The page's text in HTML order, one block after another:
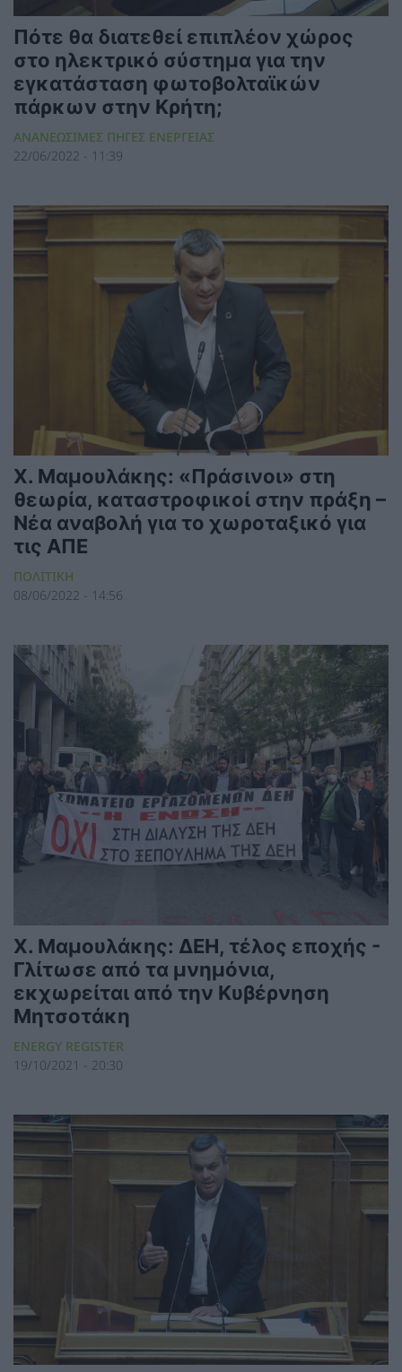
Πότε θα διατεθεί επιπλέον χώρος
στο ηλεκτρικό σύστημα για την
εγκατάσταση φωτοβολταϊκών
πάρκων στην Κρήτη;
ΑΝΑΝΕΩΣΙΜΕΣ ΠΗΓΕΣ ΕΝΕΡΓΕΙΑΣ
22/06/2022 - 11:39
Χ. Μαμουλάκης: «Πράσινοι» στη
θεωρία, καταστροφικοί στην πράξη –
Νέα αναβολή για το χωροταξικό για
τις ΑΠΕ
ΠΟΛΙΤΙΚΗ
08/06/2022 - 14:56
Χ. Μαμουλάκης: ΔΕΗ, τέλος εποχής -
Γλίτωσε από τα μνημόνια,
εκχωρείται από την Κυβέρνηση
Μητσοτάκη
ENERGY REGISTER
19/10/2021 - 20:30